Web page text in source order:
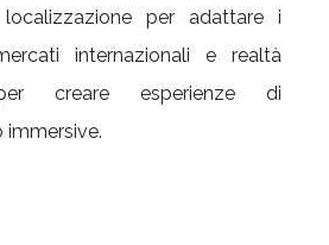
per adattare i
internazionali e realtà
creare esperienze di
immersive.